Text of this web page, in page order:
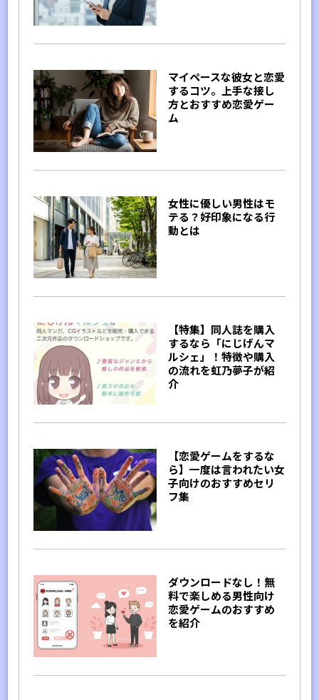
マイペースな彼女と恋愛
するコツ。上手な接し
方とおすすめ恋愛ゲー
ム
女性に優しい男性はモ
テる？好印象になる行
動とは
【特集】同人誌を購入
するなら「にじげんマ
ルシェ」！特徴や購入
の流れを虹乃夢子が紹
介
【恋愛ゲームをするな
ら】一度は言われたい女
子向けのおすすめセリ
フ集
ダウンロードなし！無
料で楽しめる男性向け
恋愛ゲームのおすすめ
を紹介